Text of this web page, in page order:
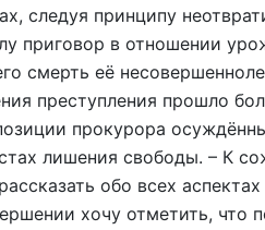
следуя принципу
приговор в отношении
смерть её
преступления прошло
прокурора
лишения свободы. – К
обо всех
хочу отметить,